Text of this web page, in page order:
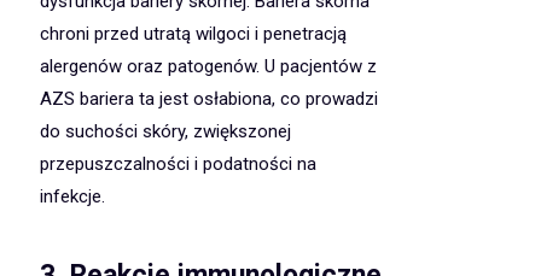
chroni przed utratą wilgoci i penetracją
alergenów oraz patogenów. U pacjentów z
AZS bariera ta jest osłabiona, co prowadzi
do suchości skóry, zwiększonej
przepuszczalności i podatności na
infekcje.